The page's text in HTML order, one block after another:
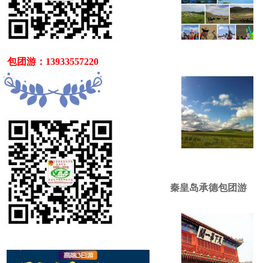
包团游：13933557220
秦皇岛承德包团游